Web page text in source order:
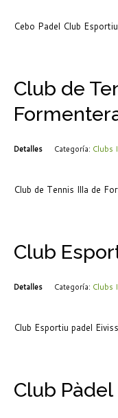
Cebo Padel Club Esportiu
Club de
Detalles Categoría: Clubs
Club de Tennis Illa de
Club
Detalles Categoría: Clubs
Club Esportiu padel
Club